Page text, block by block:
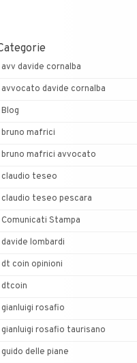
avv davide cornalba
avvocato davide cornalba
Blog
bruno mafrici
bruno mafrici avvocato
claudio teseo
claudio teseo pescara
Comunicati Stampa
davide lombardi
dt coin opinioni
dtcoin
gianluigi rosafio
gianluigi rosafio taurisano
guido delle piane